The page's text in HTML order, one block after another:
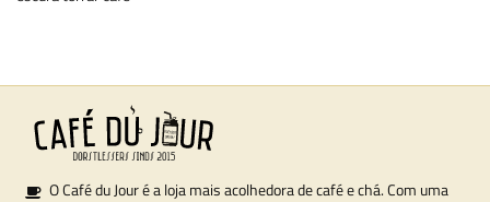
O Café du Jour é a loja mais acolhedora de café e chá. Com uma